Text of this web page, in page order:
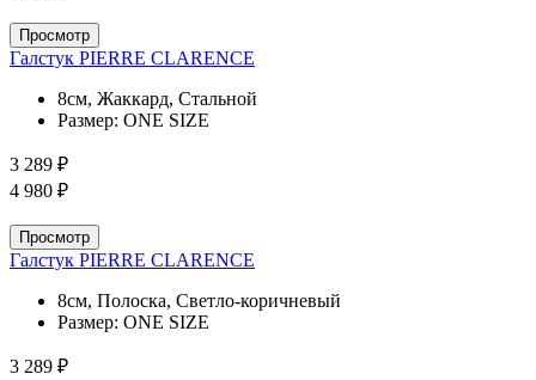
Просмотр
Галстук PIERRE CLARENCE
8см, Жаккард, Стальной
Размер: ONE SIZE
3 289 ₽
4 980 ₽
Просмотр
Галстук PIERRE CLARENCE
8см, Полоска, Светло-коричневый
Размер: ONE SIZE
3 289 ₽